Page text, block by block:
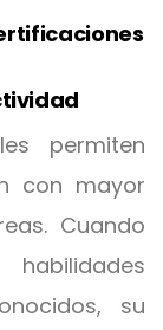
permiten
con mayor
Cuando
su